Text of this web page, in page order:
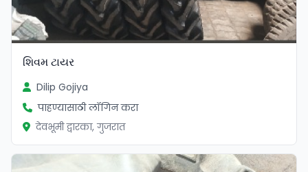
શિવમ ટાયર
Dilip Gojiya
पाहण्यासाठी लॉगिन करा
देवभूमी द्वारका, गुजरात